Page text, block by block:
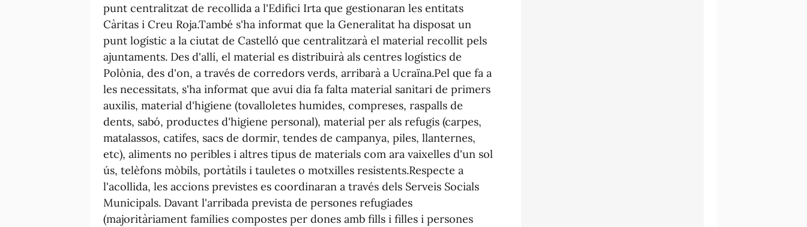
punt centralitzat de recollida a l'Edifici Irta que gestionaran les entitats
Càritas i Creu Roja.També s'ha informat que la Generalitat ha disposat un
punt logístic a la ciutat de Castelló que centralitzarà el material recollit pels
ajuntaments. Des d'allí, el material es distribuirà als centres logístics de
Polònia, des d'on, a través de corredors verds, arribarà a Ucraïna.Pel que fa a
les necessitats, s'ha informat que avui dia fa falta material sanitari de primers
auxilis, material d'higiene (tovalloletes humides, compreses, raspalls de
dents, sabó, productes d'higiene personal), material per als refugis (carpes,
matalassos, catifes, sacs de dormir, tendes de campanya, piles, llanternes,
etc), aliments no peribles i altres tipus de materials com ara vaixelles d'un sol
ús, telèfons mòbils, portàtils i tauletes o motxilles resistents.Respecte a
l'acollida, les accions previstes es coordinaran a través dels Serveis Socials
Municipals. Davant l'arribada prevista de persones refugiades
(majoritàriament famílies compostes per dones amb fills i filles i persones